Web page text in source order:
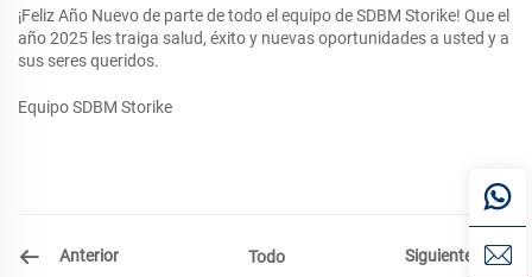
¡Feliz Año Nuevo de parte de todo el equipo de SDBM Storike! Que el
año 2025 les traiga salud, éxito y nuevas oportunidades a usted y a
sus seres queridos.
Equipo SDBM Storike
Anterior Todo Siguiente